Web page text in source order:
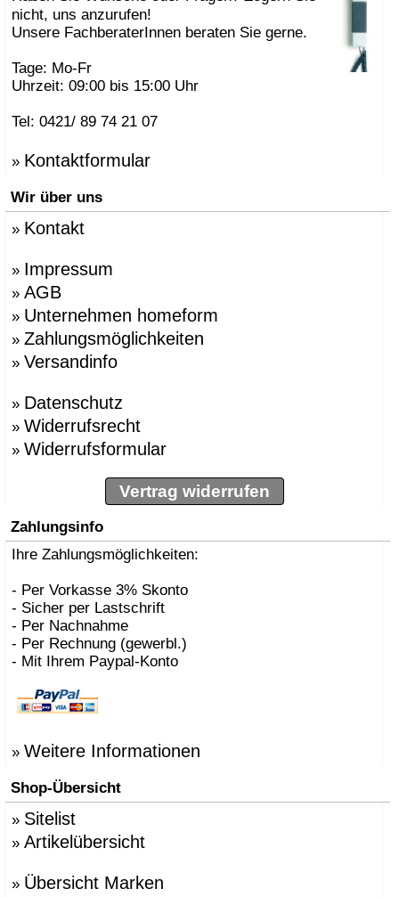
nicht, uns anzurufen!
Unsere FachberaterInnen beraten Sie gerne.
Tage: Mo-Fr
Uhrzeit: 09:00 bis 15:00 Uhr
Tel: 0421/ 89 74 21 07
» Kontaktformular
Wir über uns
» Kontakt
» Impressum
» AGB
» Unternehmen homeform
» Zahlungsmöglichkeiten
» Versandinfo
» Datenschutz
» Widerrufsrecht
» Widerrufsformular
Vertrag widerrufen
Zahlungsinfo
Ihre Zahlungsmöglichkeiten:
- Per Vorkasse 3% Skonto
- Sicher per Lastschrift
- Per Nachnahme
- Per Rechnung (gewerbl.)
- Mit Ihrem Paypal-Konto
» Weitere Informationen
Shop-Übersicht
» Sitelist
» Artikelübersicht
» Übersicht Marken